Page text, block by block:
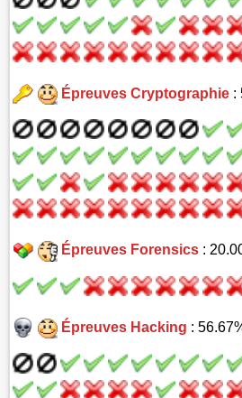
Épreuves Cryptographie:
Épreuves Forensics:
Épreuves Hacking :